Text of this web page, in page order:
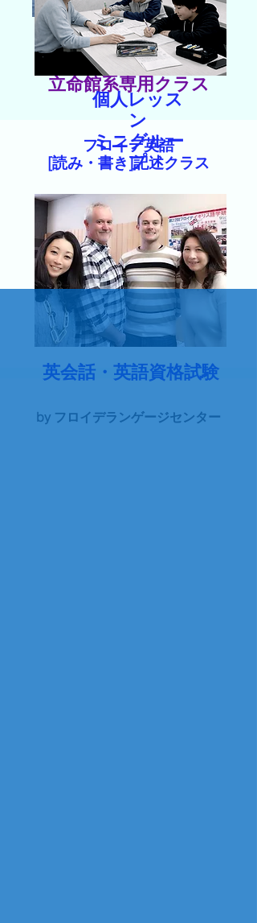
同志社系専用クラス
立命館系専用クラス
フロイデ英語
[読み・書き]記述クラス
by フロイデランゲージセンター
個人レッス
ン
​ミニグルー
プ
英会話・英語資格試験